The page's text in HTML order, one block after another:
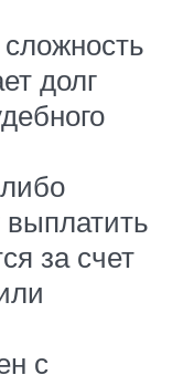
долг
за счет
с